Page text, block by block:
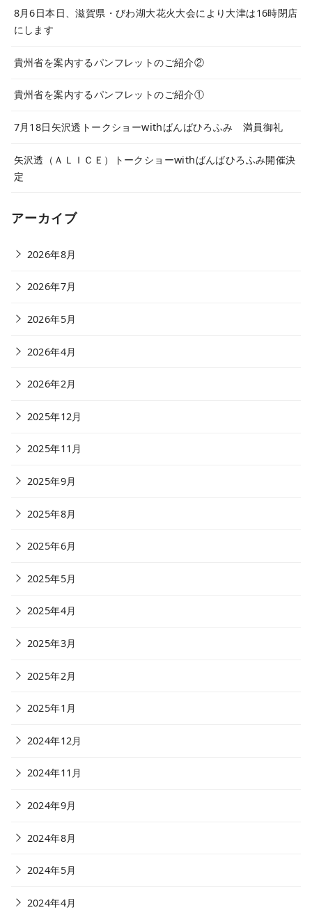
8月6日本日、滋賀県・びわ湖大花火大会により大津は16時閉店
にします
貴州省を案内するパンフレットのご紹介②
貴州省を案内するパンフレットのご紹介①
7月18日矢沢透トークショーwithばんばひろふみ 満員御礼
矢沢透（ＡＬＩＣＥ）トークショーwithばんばひろふみ開催決
定
アーカイブ
2026年8月
2026年7月
2026年5月
2026年4月
2026年2月
2025年12月
2025年11月
2025年9月
2025年8月
2025年6月
2025年5月
2025年4月
2025年3月
2025年2月
2025年1月
2024年12月
2024年11月
2024年9月
2024年8月
2024年5月
2024年4月